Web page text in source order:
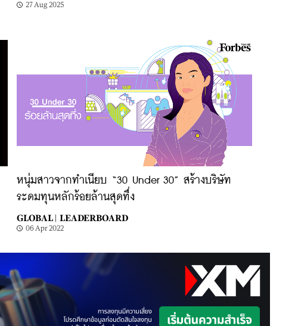
27 Aug 2025
หนุ่มสาวจากทำเนียบ “30 Under 30” สร้างบริษัท
ระดมทุนหลักร้อยล้านสุดทึ่ง
GLOBAL | LEADERBOARD
06 Apr 2022